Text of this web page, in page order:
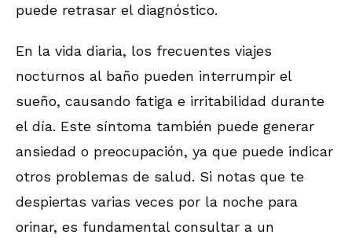
puede retrasar el diagnóstico.
En la vida diaria, los frecuentes viajes
nocturnos al baño pueden interrumpir el
sueño, causando fatiga e irritabilidad durante
el día. Este síntoma también puede generar
ansiedad o preocupación, ya que puede indicar
otros problemas de salud. Si notas que te
despiertas varias veces por la noche para
orinar, es fundamental consultar a un